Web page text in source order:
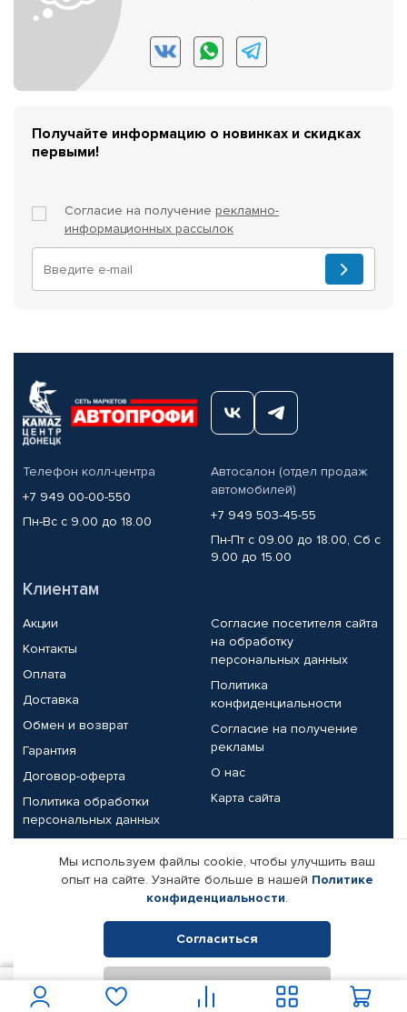
Получайте информацию о новинках и скидках
первыми!
Согласие на получение рекламно-
информационных рассылок
Телефон колл-центра
+7 949 00-00-550
Пн-Вс с 9.00 до 18.00
Автосалон (отдел продаж
автомобилей)
+7 949 503-45-55
Пн-Пт с 09.00 до 18.00, Сб с
9.00 до 15.00
Клиентам
Акции
Контакты
Оплата
Доставка
Обмен и возврат
Гарантия
Договор-оферта
Политика обработки
персональных данных
Согласие посетителя сайта
на обработку
персональных данных
Политика
конфиденциальности
Согласие на получение
рекламы
О нас
Карта сайта
Партнерам
Корпоративным клиентам
Поставщикам
Реквизиты компании
© КАМАЗ ЦЕНТР ДОНЕЦК, 2015-2026. Все права защищены.
Интернет-магазин автомобильных товаров Автопрофи.
Мы используем файлы cookie, чтобы улучшить ваш
опыт на сайте. Узнайте больше в нашей Политике
конфиденциальности.
Согласиться
Отклонить
В корзину